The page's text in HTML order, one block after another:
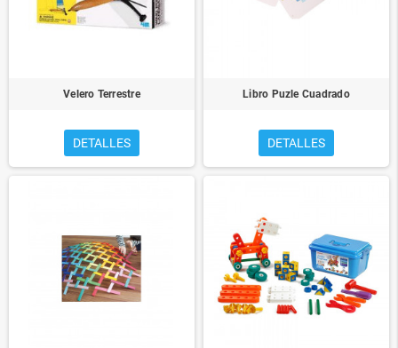
Velero Terrestre
DETALLES
Libro Puzle Cuadrado
DETALLES